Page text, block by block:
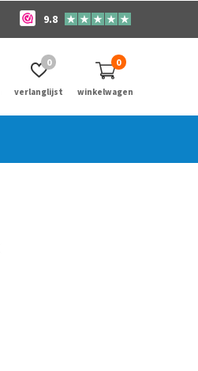
verlanglijst
0
winkelwagen
0
9.8